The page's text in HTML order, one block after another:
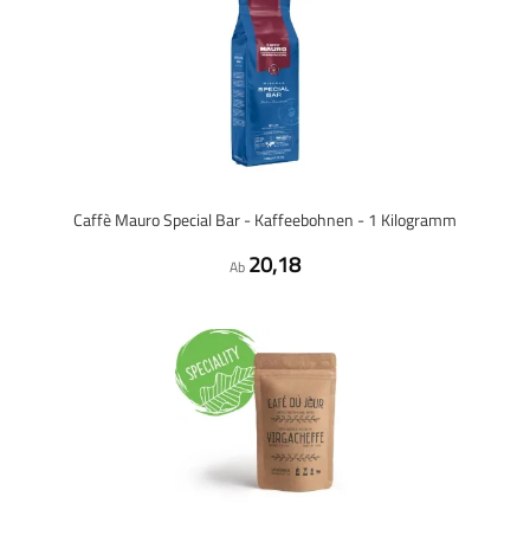
Caffè Mauro Special Bar - Kaffeebohnen - 1 Kilogramm
Ab 20,18